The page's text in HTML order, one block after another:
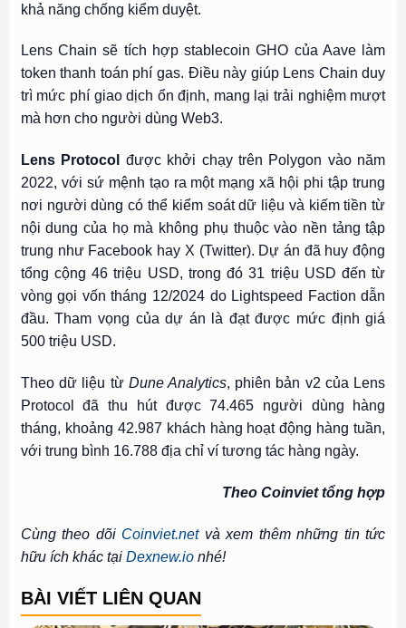
khả năng chống kiểm duyệt.
Lens Chain sẽ tích hợp stablecoin GHO của Aave làm
token thanh toán phí gas. Điều này giúp Lens Chain duy
trì mức phí giao dịch ổn định, mang lại trải nghiệm mượt
mà hơn cho người dùng Web3.
Lens Protocol
được khởi chạy trên Polygon vào năm
2022, với sứ mệnh tạo ra một mạng xã hội phi tập trung
nơi người dùng có thể kiểm soát dữ liệu và kiếm tiền từ
nội dung của họ mà không phụ thuộc vào nền tảng tập
trung như Facebook hay X (Twitter). Dự án đã huy động
tổng cộng 46 triệu USD, trong đó 31 triệu USD đến từ
vòng gọi vốn tháng 12/2024 do Lightspeed Faction dẫn
đầu. Tham vọng của dự án là đạt được mức định giá
500 triệu USD.
Theo dữ liệu từ Dune Analytics, phiên bản v2 của Lens
Protocol đã thu hút được 74.465 người dùng hàng
tháng, khoảng 42.987 khách hàng hoạt động hàng tuần,
với trung bình 16.788 địa chỉ ví tương tác hàng ngày.
Theo Coinviet tổng hợp
Cùng theo dõi Coinviet.netvà xem thêm những tin tức
hữu ích khác tại Dexnew.ionhé!
BÀI VIẾT LIÊN QUAN